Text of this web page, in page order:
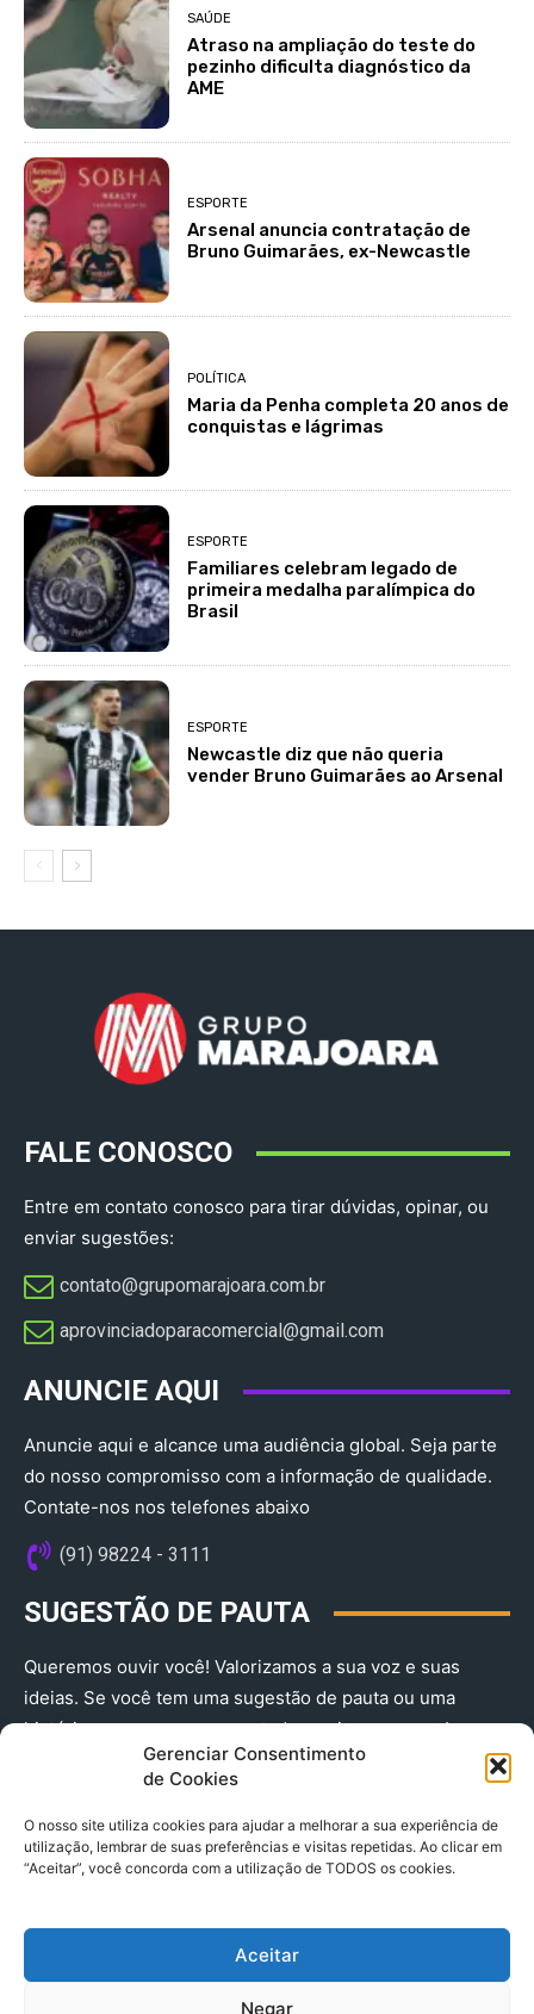
Gerenciar Consentimento
de Cookies
O nosso site utiliza cookies para ajudar a melhorar a sua experiência de
utilização, lembrar de suas preferências e visitas repetidas. Ao clicar em
“Aceitar”, você concorda com a utilização de TODOS os cookies.
Aceitar
Negar
SAÚDE
Atraso na ampliação do teste do
pezinho dificulta diagnóstico da
AME
ESPORTE
Arsenal anuncia contratação de
Bruno Guimarães, ex-Newcastle
POLÍTICA
Maria da Penha completa 20 anos de
conquistas e lágrimas
ESPORTE
Familiares celebram legado de
primeira medalha paralímpica do
Brasil
ESPORTE
Newcastle diz que não queria
vender Bruno Guimarães ao Arsenal
FALE CONOSCO
Entre em contato conosco para tirar dúvidas, opinar, ou
enviar sugestões:
contato@grupomarajoara.com.br
aprovinciadoparacomercial@gmail.com​
ANUNCIE AQUI
Anuncie aqui e alcance uma audiência global. Seja parte
do nosso compromisso com a informação de qualidade.
Contate-nos nos telefones abaixo
(91) 98224 - 3111
SUGESTÃO DE PAUTA
Queremos ouvir você! Valorizamos a sua voz e suas
ideias. Se você tem uma sugestão de pauta ou uma
história que merece ser contada, envie-nos agora!
(91) 98224 - 3111
© 2025 A Província do Pará CNPJ: 04.901.141/0001-36 End .